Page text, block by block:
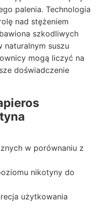
palenia. Technologia
nad stężeniem
szkodliwych
naturalnym suszu
mogą liczyć na
doświadczenie
w porównaniu z
nikotyny do
użytkowania